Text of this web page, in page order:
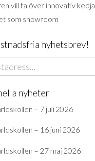
vill ta över innovativ kedja
som showroom
nyhetsbrev!
nyheter
– 7 juli 2026
– 16 juni 2026
– 27 maj 2026